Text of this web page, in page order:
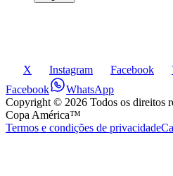
X Instagram Facebook
Facebook
WhatsApp
Copyright © 2026 Todos os direitos
Copa América™
Termos e condições de privacidade